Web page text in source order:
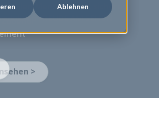
Ablehnen
wollen Menschen mit sicheren
FREUDE AM SEHEN